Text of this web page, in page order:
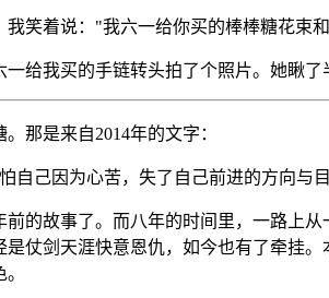
笑着说："我六一给你买的棒棒糖花束
给我买的手链转头拍了个照片。她瞅
那是来自2014年的文字：
自己因为心苦，失了自己前进的方向
的故事了。而八年的时间里，一路上
仗剑天涯快意恩仇，如今也有了牵挂